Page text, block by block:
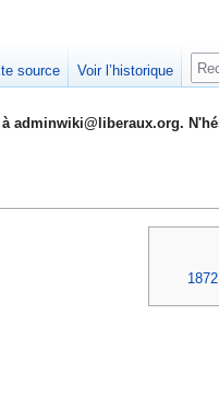
adminwiki@liberaux.org.
1872
source Voir l’historique